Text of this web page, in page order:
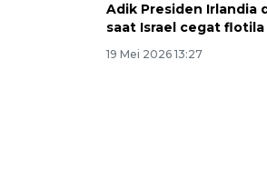
Adik Presiden Irlandia
saat Israel cegat flotila
19 Mei 2026 13:27